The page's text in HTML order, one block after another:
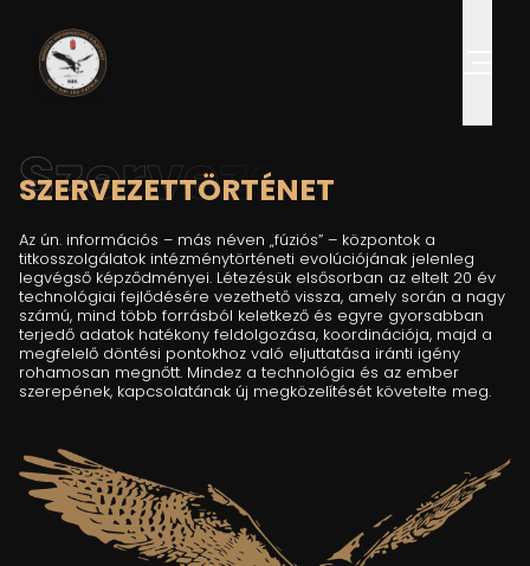
Szervezet
SZERVEZETTÖRTÉNET
Az ún. információs – más néven „fúziós” – központok a
titkosszolgálatok intézménytörténeti evolúciójának jelenleg
legvégső képződményei. Létezésük elsősorban az eltelt 20 év
technológiai fejlődésére vezethető vissza, amely során a nagy
számú, mind több forrásból keletkező és egyre gyorsabban
terjedő adatok hatékony feldolgozása, koordinációja, majd a
megfelelő döntési pontokhoz való eljuttatása iránti igény
rohamosan megnőtt. Mindez a technológia és az ember
szerepének, kapcsolatának új megközelítését követelte meg.